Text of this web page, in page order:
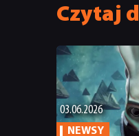
Czytaj
03.06.2026
NEWSY